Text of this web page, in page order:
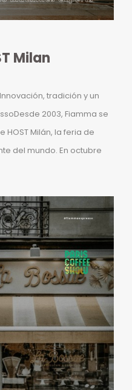
Milan
tradición y un
2003, Fiamma se
Milán, la feria de
del mundo. En octubre